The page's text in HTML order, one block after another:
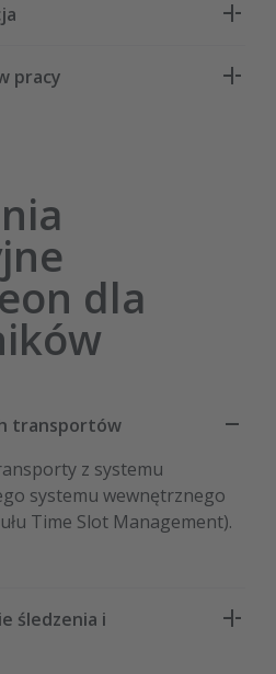
pracy
dla
transportów
z systemu
systemu wewnętrznego
Time Slot Management).
śledzenia i